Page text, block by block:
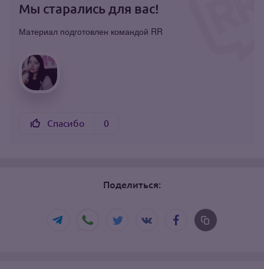
Мы старались для вас!
Материал подготовлен командой RR
Спасибо 0
Поделиться: